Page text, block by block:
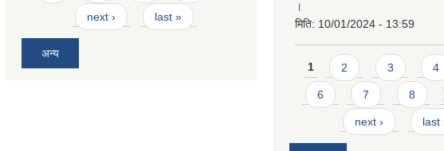
next › last »
अन्य
।
मिति: 10/01/2024 - 13:59
Pages
1 2 3 4
6 7 8
next › last